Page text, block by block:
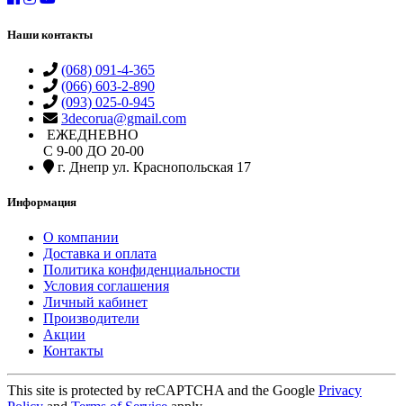
Наши контакты
(068) 091-4-365
(066) 603-2-890
(093) 025-0-945
3decorua@gmail.com
ЕЖЕДНЕВНО
С 9-00 ДО 20-00
г. Днепр ул. Краснопольская 17
Информация
О компании
Доставка и оплата
Политика конфиденциальности
Условия соглашения
Личный кабинет
Производители
Акции
Контакты
This site is protected by reCAPTCHA and the Google Privacy